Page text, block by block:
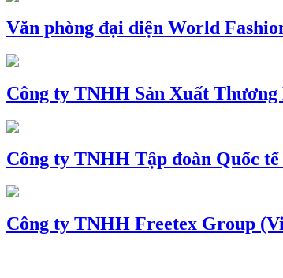
Văn phòng đại diện World
Công ty TNHH Sản Xuất
Công ty TNHH Tập đoàn Quốc
Công ty TNHH Freetex Group